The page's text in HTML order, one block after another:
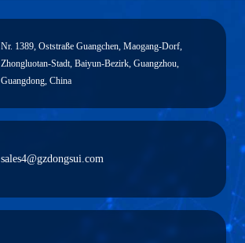
Nr. 1389, Oststraße Guangchen, Maogang-Dorf,
Zhongluotan-Stadt, Baiyun-Bezirk, Guangzhou,
Guangdong, China
sales4@gzdongsui.com